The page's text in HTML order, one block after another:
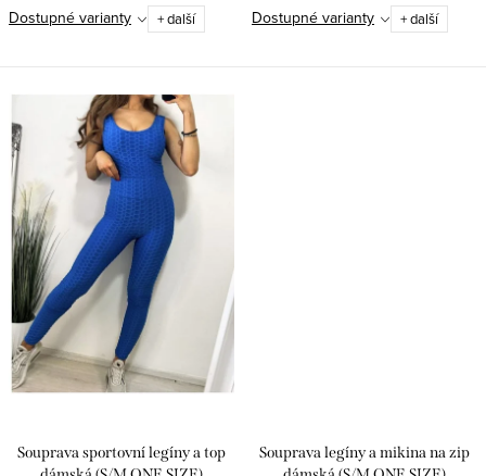
Dostupné varianty + další Dostupné varianty + další
Souprava sportovní legíny a top
Souprava legíny a mikina na zip